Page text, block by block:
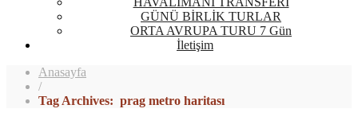
GÜNÜ BİRLİK TURLAR
ORTA AVRUPA TURU 7 Gün
İletişim
Anasayfa
/
Tag Archives: prag metro haritası